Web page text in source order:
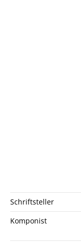
Schriftsteller
Komponist